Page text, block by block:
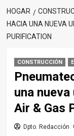
HOGAR
HACIA UNA NUEVA
PURIFICATION
CONSTRUCCIÓN
una
Air & Gas
Dpto. Redacción